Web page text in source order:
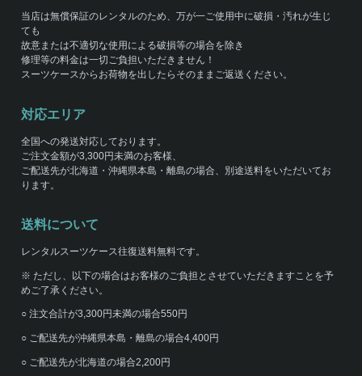
当店は無償保証のレンタルのため、万が一ご使用中に破損・汚れが生じ
ても
故意または不適切な使用による破損等の場合を除き
修理等の料金は一切ご負担いただきません！
スーツケースからお荷物を出したらそのままご返送ください。
対応エリア
全国への発送対応しております。
ご注文金額が3,300円未満のお客様、
ご配送先が北海道・沖縄県本島・離島の場合、別途送料をいただいてお
ります。
送料について
レンタルスーツケース往復送料無料です。
※ ただし、以下の場合はお客様のご負担とさせていただきますことを予
めご了承ください。
○ 注文合計が3,300円未満の場合550円
○ ご配送先が沖縄県本島・離島の場合4,400円
○ ご配送先が北海道の場合2,200円